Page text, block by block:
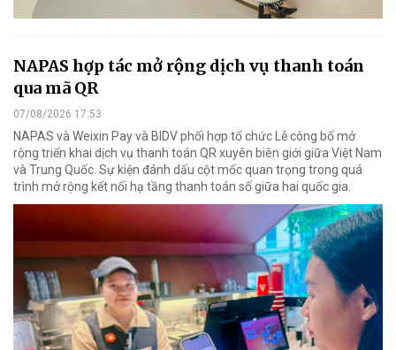
NAPAS hợp tác mở rộng dịch vụ thanh toán
qua mã QR
07/08/2026 17:53
NAPAS và Weixin Pay và BIDV phối hợp tổ chức Lễ công bố mở
rộng triển khai dịch vụ thanh toán QR xuyên biên giới giữa Việt Nam
và Trung Quốc. Sự kiện đánh dấu cột mốc quan trọng trong quá
trình mở rộng kết nối hạ tầng thanh toán số giữa hai quốc gia.